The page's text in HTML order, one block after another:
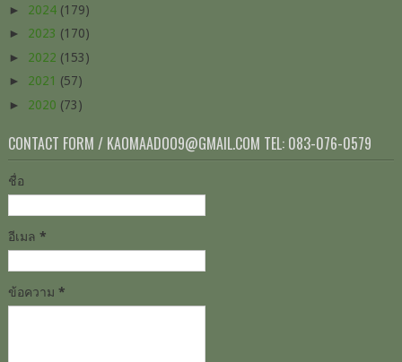
► 2024 (179)
► 2023 (170)
► 2022 (153)
► 2021 (57)
► 2020 (73)
CONTACT FORM / KAOMAADOO9@GMAIL.COM TEL: 083-076-0579
ชื่อ
อีเมล *
ข้อความ *